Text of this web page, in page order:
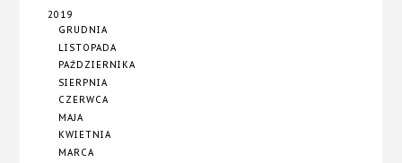
2019
GRUDNIA
LISTOPADA
PAŹDZIERNIKA
SIERPNIA
CZERWCA
MAJA
KWIETNIA
MARCA